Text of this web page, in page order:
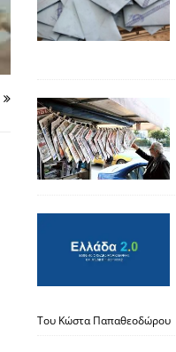
Του Κώστα Παπαθεοδώρου